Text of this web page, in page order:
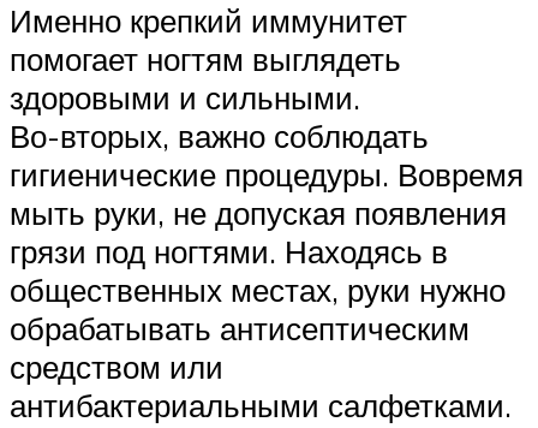
Именно крепкий иммунитет
помогает ногтям выглядеть
здоровыми и сильными.
Во-вторых, важно соблюдать
гигиенические процедуры. Вовремя
мыть руки, не допуская появления
грязи под ногтями. Находясь в
общественных местах, руки нужно
обрабатывать антисептическим
средством или
антибактериальными салфетками.